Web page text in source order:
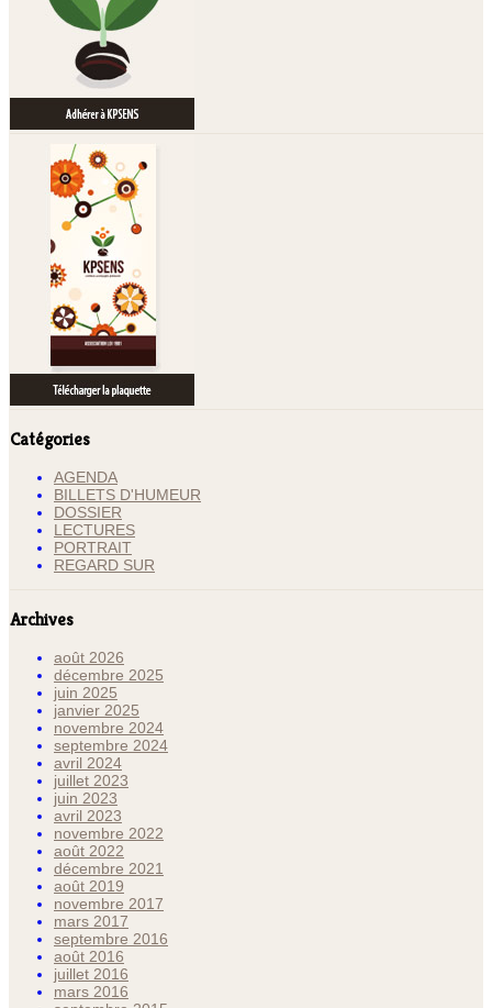
Catégories
AGENDA
BILLETS D'HUMEUR
DOSSIER
LECTURES
PORTRAIT
REGARD SUR
Archives
août 2026
décembre 2025
juin 2025
janvier 2025
novembre 2024
septembre 2024
avril 2024
juillet 2023
juin 2023
avril 2023
novembre 2022
août 2022
décembre 2021
août 2019
novembre 2017
mars 2017
septembre 2016
août 2016
juillet 2016
mars 2016